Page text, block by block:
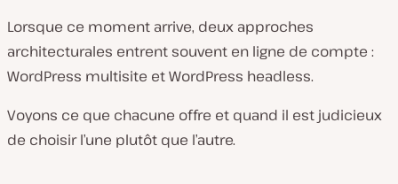
Lorsque ce moment arrive, deux approches
architecturales entrent souvent en ligne de compte :
WordPress multisite et WordPress headless.
Voyons ce que chacune offre et quand il est judicieux
de choisir l’une plutôt que l’autre.